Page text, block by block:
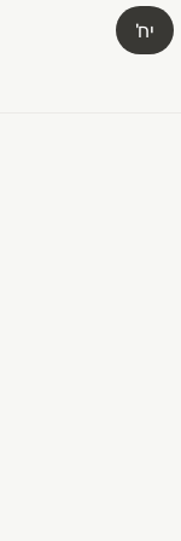
יח'